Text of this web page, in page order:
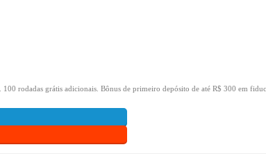
100 rodadas grátis adicionais. Bônus de primeiro depósito de até R$ 300 em